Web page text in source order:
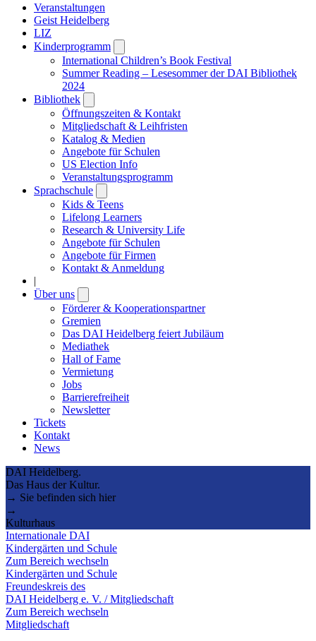
Veranstaltungen
Geist Heidelberg
LIZ
Kinderprogramm
submenu
International Children’s Book Festival
Summer Reading – Lesesommer der DAI Bibliothek
2024
Bibliothek
submenu
Öffnungszeiten & Kontakt
Mitgliedschaft & Leihfristen
Katalog & Medien
Angebote für Schulen
US Election Info
Veranstaltungsprogramm
Sprachschule
submenu
Kids & Teens
Lifelong Learners
Research & University Life
Angebote für Schulen
Angebote für Firmen
Kontakt & Anmeldung
|
Über uns
submenu
Förderer & Kooperationspartner
Gremien
Das DAI Heidelberg feiert Jubiläum
Mediathek
Hall of Fame
Vermietung
Jobs
Barrierefreiheit
Newsletter
Tickets
Kontakt
News
DAI Heidelberg.
Das Haus der Kultur.
→ Sie befinden sich hier
→
Kulturhaus
Internationale DAI
Kindergärten und Schule
Zum Bereich wechseln
Kindergärten und Schule
Freundeskreis des
DAI Heidelberg e. V. / Mitgliedschaft
Zum Bereich wechseln
Mitgliedschaft